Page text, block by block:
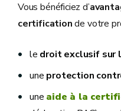
Vous bénéficiez d’
certificationde votre
le droit exclusif sur
une protection
une aide à la